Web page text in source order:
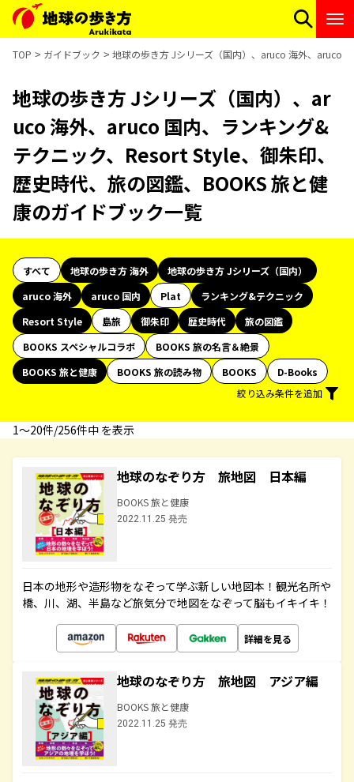
TOP ガイドブック 地球の歩き方 Jシリーズ（国内）、aruco 海外、aruco
地球の歩き方 Jシリーズ（国内）、ar
uco 海外、aruco 国内、ランキング&
テクニック、Resort Style、御朱印、
歴史時代、旅の図鑑、BOOKS 旅と健
康のガイドブック一覧
すべて 地球の歩き方 海外
地球の歩き方 Jシリーズ（国内）
aruco 海外
aruco 国内 Plat
ランキング&テクニック
Resort Style
島旅 御朱印 歴史時代
旅の図鑑
BOOKS スペシャルコラボ
BOOKS 旅の名言＆絶景
BOOKS 旅と健康
BOOKS 旅の読み物 BOOKS
D-Books
絞り込み条件を追加
1〜20件/256件中 を表示
地球のなぞり方 旅地図 日本編
BOOKS 旅と健康
2022.11.25 発売
日本の地形や造形物をなぞって学ぶ新しい地図本！観光名所や
橋、川、湖、半島など旅気分で地図をなぞって脳もイキイキ！
詳細を見る
地球のなぞり方 旅地図 アジア編
BOOKS 旅と健康
2022.11.25 発売